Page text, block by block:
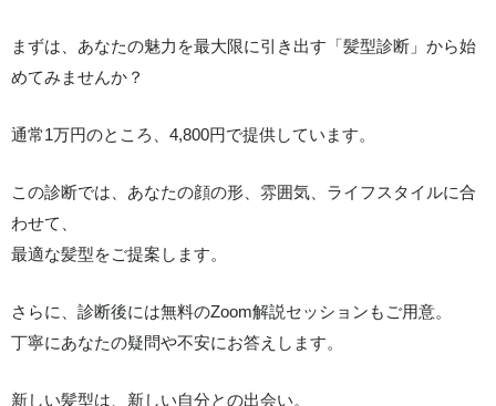
まずは、あなたの魅力を最大限に引き出す「髪型診断」から始
めてみませんか？
通常1万円のところ、4,800円で提供しています。
この診断では、あなたの顔の形、雰囲気、ライフスタイルに合
わせて、
最適な髪型をご提案します。
さらに、診断後には無料のZoom解説セッションもご用意。
丁寧にあなたの疑問や不安にお答えします。
新しい髪型は、新しい自分との出会い。